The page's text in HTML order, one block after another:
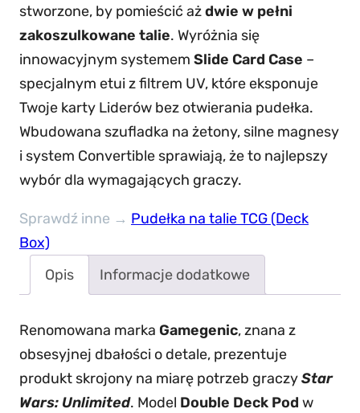
n
a
e
n
a
w
s
ł
a
:
a
c
n
a
w
y
n
i
8
7
a
m
e
g
e
n
i
c
t
W
a
r
s
stworzone, by pomieścić ażdwie w pełni
zakoszulkowane talie. Wyróżnia się
innowacyjnym systemem Slide Card Case –
specjalnym etui z filtrem UV, które eksponuje
Twoje karty Liderów bez otwierania pudełka.
Wbudowana szufladka na żetony, silne magnesy
i system Convertible sprawiają, że to najlepszy
wybór dla wymagających graczy.
Sprawdź inne → Pudełka na talie TCG (Deck
Box)
Opis
Informacje dodatkowe
Renomowana marka Gamegenic, znana z
obsesyjnej dbałości o detale, prezentuje
produkt skrojony na miarę potrzeb graczyStar
Wars: Unlimited. Model Double Deck Pod w